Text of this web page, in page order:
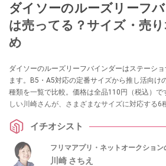
ダイソーのルーズリーフ
は売ってる？サイズ・売
め
ダイソーのルーズリーフバインダーはステーシ
ます。B5・A5対応の定番サイズから推し活向け
種類を一覧で比較。価格は全品110円（税込）
しい川崎さんが、さまざまなサイズに対応する6
イチオシスト
フリマアプリ・ネットオークション
川崎 さちえ